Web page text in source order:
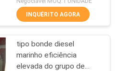
perkins
INQUÉRITO AGORA
tipo bonde diesel
marinho eficiência
elevada do grupo de